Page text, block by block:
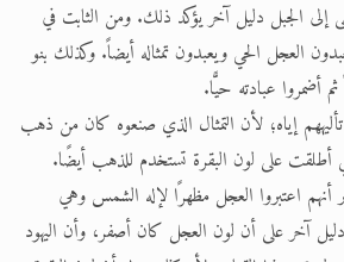
الجبل دليل آخر يؤكد ذلك. ومن الثابت في
العجل الحي ويعبدون تمثاله أيضاً. وكذلك بنو
أضمروا عبادته حيًّا.
إياه؛ لأن التمثال الذي صنعوه كان من ذهب
أطلقت على لون البقرة تستخدم للذهب أيضًا.
أنهم اعتبروا العجل مظهرًا لإله الشمس وهي
آخر على أن لون العجل كان أصفر، وأن اليهود